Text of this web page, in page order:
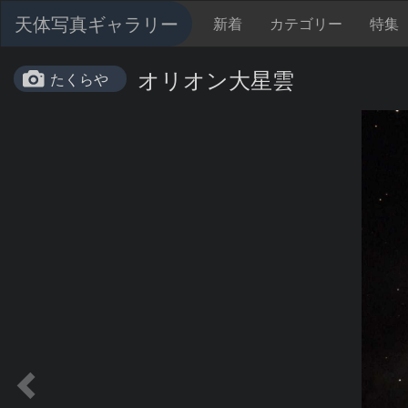
天体写真ギャラリー 新着 カテゴリー 特集
たくらや オリオン大星雲